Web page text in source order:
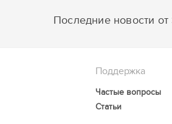
Последние новости от
Поддержка
Частые вопросы
Статьи